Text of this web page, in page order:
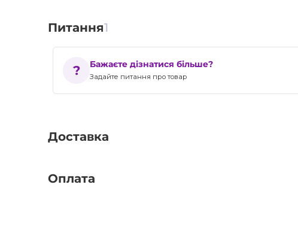
Питання1
Бажаєте дізнатися більше?
Задайте питання про товар
Доставка
Оплата